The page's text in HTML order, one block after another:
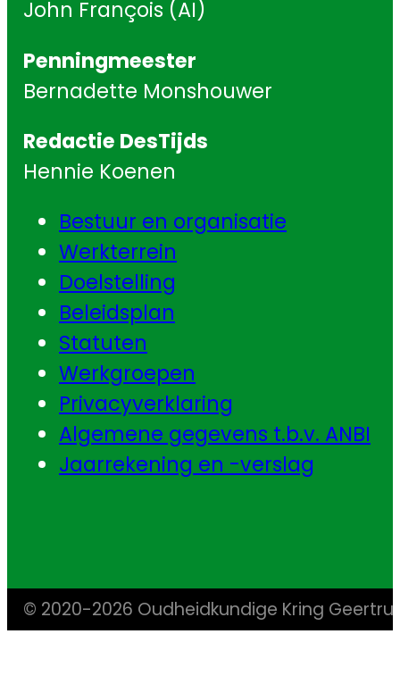
John François (AI)
Penningmeester
Bernadette Monshouwer
Redactie DesTijds
Hennie Koenen
Bestuur en organisatie
Werkterrein
Doelstelling
Beleidsplan
Statuten
Werkgroepen
Privacyverklaring
Algemene gegevens t.b.v. ANBI
Jaarrekening en -verslag
© 2020-2026 Oudheidkundige Kring